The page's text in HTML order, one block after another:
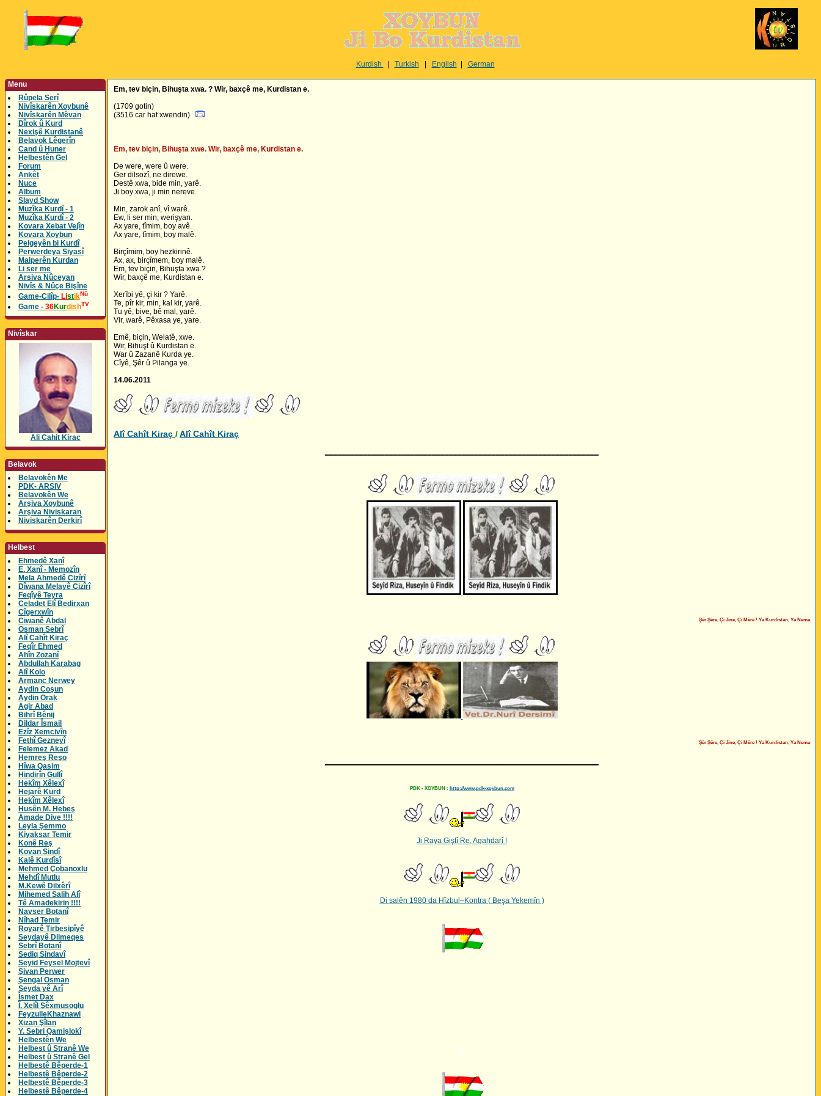
Kurdish Turkish Engilsh German
Menu
Rûpela Serî
Nivîskarên Xoybunê
Nivîskarên Mêvan
Dîrok û Kurd
Nexişê Kurdistanê
Belavok Lêgerîn
Cand û Huner
Helbestên Gel
Forum
Ankêt
Nuce
Album
Slayd Show
Muzîka Kurdî - 1
Muzîka Kurdî - 2
Kovara Xebat Vejîn
Kovara Xoybun
Pelgeyên bi Kurdî
Perwerdeya Siyasî
Malperên Kurdan
Li ser me
Arsiva Nûceyan
Nivîs & Nûçe Bişîne
Game-Cilîp- ListikNû
Game - 36KurdishTV
Nivîskar
Ali Cahit Kirac
Belavok
Belavokên Me
PDK- ARSIV
Belavokên We
Arşiva Xoybunê
Arşiva Niviskaran
Niviskarên Derkirî
Helbest
Ehmedê Xanî
E. Xanî - Memozîn
Mela Ahmedê Cizîrî
Dîwana Melayê Cizîrî
Feqîyê Teyra
Celadet Elî Bedirxan
Cîgerxwîn
Ciwanê Abdal
Osman Sebrî
Alî Cahît Kiraç
Feqîr Ehmed
Ahîn Zozanî
Abdullah Karabag
Alî Kolo
Armanc Nerwey
Aydin Coşun
Aydin Orak
Agir Abad
Bihrî Bênij
Dildar Îsmail
Ezîz Xemcivîn
Fethî Gezneyî
Felemez Akad
Hemreş Reşo
Hîwa Qasim
Hindirîn Gullî
Hekîm Xêlexî
Hejarê Kurd
Hekîm Xêlexî
Husên M. Hebeş
Amade Dive !!!!
Leyla Şemmo
Kiyaksar Temir
Konê Reş
Kovan Sindî
Kalê Kurdîsî
Mehmed Çobanoxlu
Mehdî Mutlu
M.Kewê Dilxêrî
Mihemed Salih Alî
Tê Amadekirin !!!!
Navser Botanî
Nîhad Temir
Royarê Tirbesipîyê
Seydayê Dilmeqes
Sebrî Botanî
Sediq Sindavî
Seyid Feysel Mojtevî
Şivan Perwer
Şengal Osman
Seyda yê Arî
Îsmet Dax
Î. Xelîl Şêxmusoglu
FeyzulleKhaznawi
Xizan Şîlan
Y. Sebri Qamişlokî
Helbestên We
Helbest û Stranê We
Helbest û Stranê Gel
Helbestê Bêperde-1
Helbestê Bêperde-2
Helbestê Bêperde-3
Helbestê Bêperde-4
Em, tev biçin, Bihuşta xwa. ? Wir, baxçê me, Kurdistan e.
(1709 gotin)
(3516 car hat xwendin)
Em, tev biçin, Bihuşta xwe. Wir, baxçê me, Kurdistan e.
De were, were û were.
Ger dilsozî, ne direwe.
Destê xwa, bide min, yarê.
Ji boy xwa, ji min nereve.
Min, zarok anî, vî warê.
Ew, li ser min, werişyan.
Ax yare, tîmim, boy avê.
Ax yare, tîmim, boy malê.
Birçîmim, boy hezkirinê.
Ax, ax, birçîmem, boy malê.
Em, tev biçin, Bihuşta xwa.?
Wir, baxçê me, Kurdistan e.
Xerîbi yê, çi kir ? Yarê.
Te, pîr kir, min, kal kir, yarê.
Tu yê, bive, bê mal, yarê.
Vir, warê, Pêxasa ye, yare.
Emê, biçin, Welatê, xwe.
Wir, Bihuşt û Kurdistan e.
War û Zazanê Kurda ye.
Cîyê, Şêr û Pilanga ye.
14.06.2011
Alî Cahît Kiraç /Alî Cahît Kiraç
Şêr Şêre, Çi Jine, Çi Mêre ! Ya Kurdistan, Ya Neman !
Şêr Şêre, Çi Jine, Çi Mêre ! Ya Kurdistan, Ya Neman !
PDK - XOYBUN : http://www.pdk-xoybun.com
Ji Raya Giştî Re, Agahdarî !
Di salên 1980 da Hîzbul–Kontra ( Beşa Yekemîn )